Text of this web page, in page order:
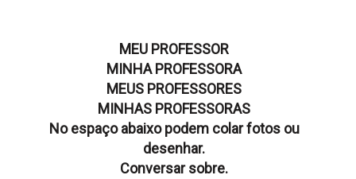
MEU PROFESSOR
MINHA PROFESSORA
MEUS PROFESSORES
MINHAS PROFESSORAS
No espaço abaixo podem colar fotos ou
desenhar.
Conversar sobre.